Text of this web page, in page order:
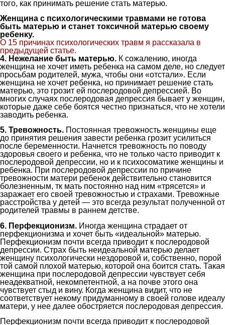
того, как принимать решение стать матерью.
Женщина с психологическими травмами не готова
быть матерью и станет токсичной матерью своему
ребенку.
О 15 причинах психологических травм я рассказала в
предыдущей статье.
4. Нежелание быть матерью. К сожалению, иногда
женщина не хочет иметь ребенка на самом деле, но следует
просьбам родителей, мужа, чтобы они «отстали». Если
женщина не хочет ребенка, но принимает решение стать
матерью, это грозит ей послеродовой депрессией. Во
многих случаях послеродовая депрессия бывает у женщин,
которые даже себе боятся честно признаться, что не хотели
заводить ребенка.
5. Тревожность. Постоянная тревожность женщины еще
до принятия решения завести ребенка грозит усилиться
после беременности. Начнется тревожность по поводу
здоровья своего и ребенка, что не только часто приводит к
послеродовой депрессии, но и к психосоматике женщины и
ребенка. При послеродовой депрессии по причине
тревожности матери ребенок действительно становится
болезненным, тк мать постоянно над ним «трясется» и
заражает его своей тревожностью и страхами. Тревожные
расстройства у детей — это всегда результат полученной от
родителей травмы в раннем детстве.
6. Перфекционизм. Иногда женщина страдает от
перфекционизма и хочет быть «идеальной» матерью.
Перфекционизм почти всегда приводит к послеродовой
депрессии. Страх быть неидеальной матерью делает
женщину психологически нездоровой и, собственно, порой
той самой плохой матерью, которой она боится стать. Такая
женщина при послеродовой депрессии чувствует себя
неадекватной, некомпетентной, а на почве этого она
чувствует стыд и вину. Когда женщина видит, что не
соответствует некому придуманному в своей голове идеалу
матери, у нее далее обостряется послеродовая депрессия.
Перфекционизм почти всегда приводит к послеродовой